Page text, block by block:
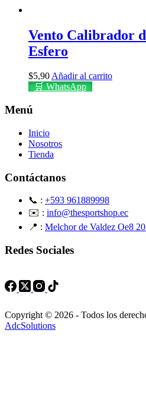
Vento Calibrador
Esfero
$5,90Añadir al carrito
🛒 WhatsApp
Menú
Inicio
Nosotros
Tienda
Contáctanos
📞 : +593 961889998
✉️ : info@thesportshop.ec
📍 : Melchor de Valdez Oe8
Redes Sociales
Copyright © 2026 - Todos los
AdcSolutions